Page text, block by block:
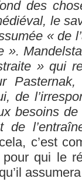
des
le
« de
».
» qui
de
besoins de
de
c’est
qui le